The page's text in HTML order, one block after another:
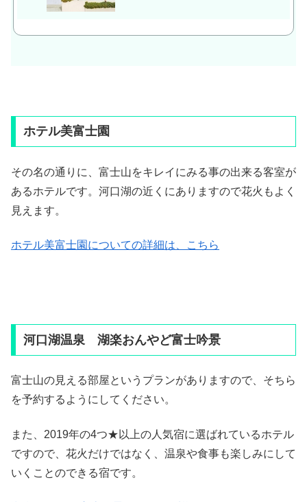
ホテル美富士園
その名の通りに、富士山をキレイにみる事の出来る客室が
あるホテルです。河口湖の近くにありますので花火もよく
見えます。
ホテル美富士園についての詳細は、こちら
河口湖温泉 湖楽おんやど富士吟景
富士山の見える部屋というプランがありますので、そちら
を予約するようにしてください。
また、2019年の4つ★以上の人気宿に選ばれているホテル
ですので、花火だけではなく、温泉や食事も楽しみにして
いくことのできる宿です。